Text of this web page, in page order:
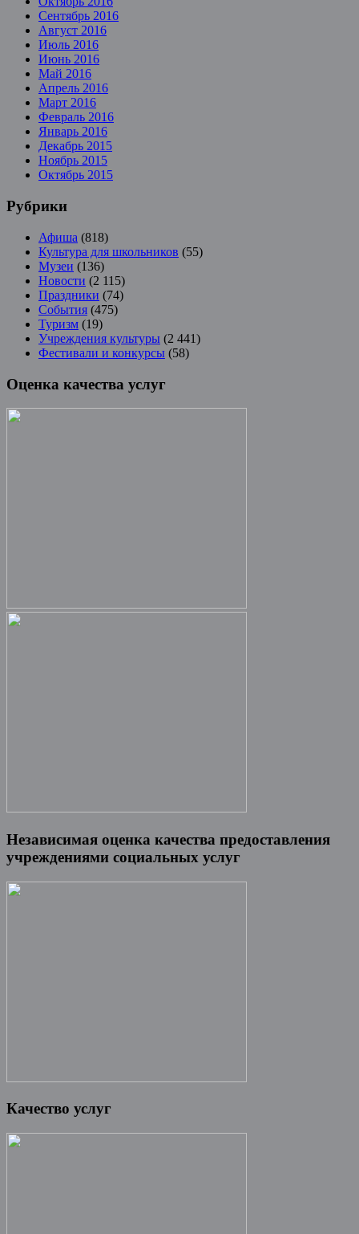
Сентябрь 2016
Август 2016
Июль 2016
Июнь 2016
Май 2016
Апрель 2016
Март 2016
Февраль 2016
Январь 2016
Декабрь 2015
Ноябрь 2015
Октябрь 2015
Рубрики
Афиша (818)
Культура для школьников (55)
Музеи (136)
Новости (2 115)
Праздники (74)
События (475)
Туризм (19)
Учреждения культуры (2 441)
Фестивали и конкурсы (58)
Оценка качества услуг
Независимая оценка качества предоставления
учреждениями социальных услуг
Качество услуг